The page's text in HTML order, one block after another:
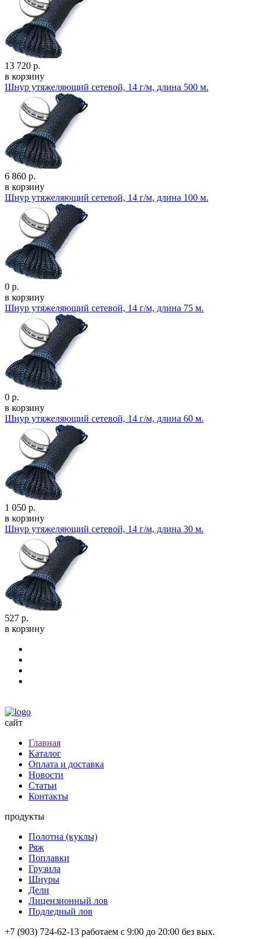
13 720 р.
в корзину
Шнур утяжеляющий сетевой, 14 г/м, длина 500 м.
6 860 р.
в корзину
Шнур утяжеляющий сетевой, 14 г/м, длина 100 м.
0 р.
в корзину
Шнур утяжеляющий сетевой, 14 г/м, длина 75 м.
0 р.
в корзину
Шнур утяжеляющий сетевой, 14 г/м, длина 60 м.
1 050 р.
в корзину
Шнур утяжеляющий сетевой, 14 г/м, длина 30 м.
527 р.
в корзину
сайт
Главная
Каталог
Оплата и доставка
Новости
Статьи
Контакты
продукты
Полотна (куклы)
Ряж
Поплавки
Грузила
Шнуры
Дели
Лицензионный лов
Подледный лов
+7 (903) 724-62-13 работаем с 9:00 до 20:00 без вых.